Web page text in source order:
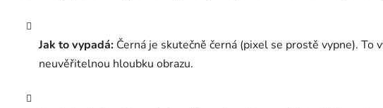
Jak to vypadá: Černá je skutečně černá (pixel se prostě vypne). To
neuvěřitelnou hloubku obrazu.